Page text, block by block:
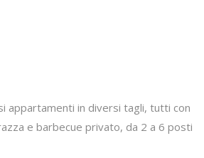
appartamenti in diversi tagli, tutti con
e barbecue privato, da 2 a 6 posti